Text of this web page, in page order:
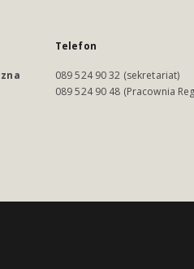
Telefon
089 524 90 32 (sekretariat)
089 524 90 48 (Pracownia